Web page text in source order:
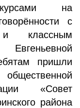
на
с
классным
Евгеньевной
пришли
«Совет
района